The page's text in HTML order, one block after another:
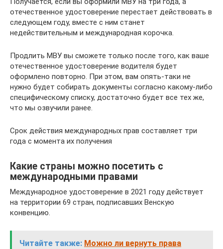
отечественное удостоверение перестает действовать в
следующем году, вместе с ним станет
недействительным и международная корочка.
Продлить МВУ вы сможете только после того, как ваше
отечественное удостоверение водителя будет
оформлено повторно. При этом, вам опять-таки не
нужно будет собирать документы согласно какому-либо
специфическому списку, достаточно будет все тех же,
что мы озвучили ранее.
Срок действия международных прав составляет три
года с момента их получения
Какие страны можно посетить с
международными правами
Международное удостоверение в 2021 году действует
на территории 69 стран, подписавших Венскую
конвенцию.
Читайте также: Можно ли вернуть права